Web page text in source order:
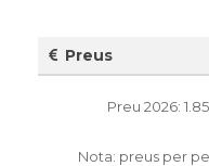
Preus
Preu 2026:
Nota: preus per